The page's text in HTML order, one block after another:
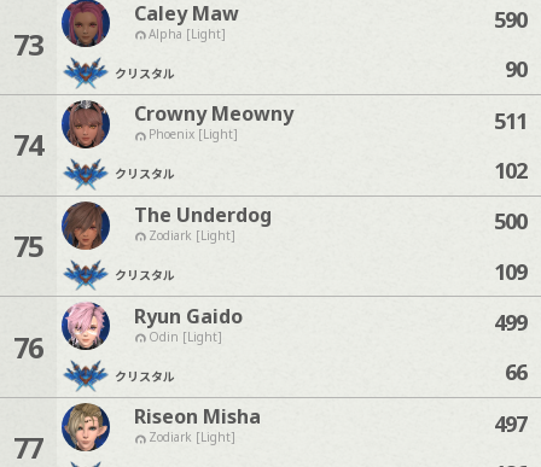
73
Caley Maw
Alpha [Light]
クリスタル
590
90
74
Crowny Meowny
Phoenix [Light]
クリスタル
511
102
75
The Underdog
Zodiark [Light]
クリスタル
500
109
76
Ryun Gaido
Odin [Light]
クリスタル
499
66
77
Riseon Misha
Zodiark [Light]
497